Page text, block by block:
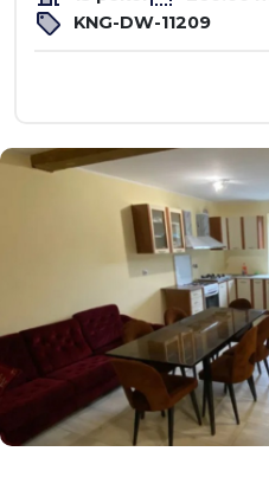
KNG-DW-11209